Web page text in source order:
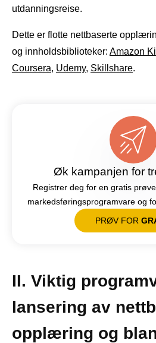
utdanningsreise.
Dette er flotte nettbaserte
og innholdsbiblioteker: Amazon
Coursera, Udemy, Skillshare.
Øk kampanjen for
Registrer deg for en gratis
markedsføringsprogramvare og
PRØV FOR
II. Viktig
lansering av
opplæring og